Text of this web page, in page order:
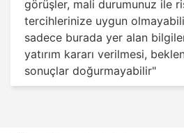
görüşler, mali durumunuz ile
tercihlerinize uygun
sadece burada yer alan
yatırım kararı verilmesi,
sonuçlar doğurmayabilir"